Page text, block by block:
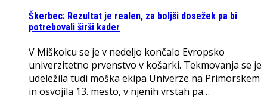
Škerbec: Rezultat je realen, za boljši dosežek pa bi
potrebovali širši kader
V Miškolcu se je v nedeljo končalo Evropsko
univerzitetno prvenstvo v košarki. Tekmovanja se je
udeležila tudi moška ekipa Univerze na Primorskem
in osvojila 13. mesto, v njenih vrstah pa…